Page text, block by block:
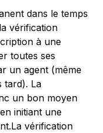
dans le temps
vérification
à une
toutes ses
un agent (même
tard). La
un bon moyen
initiant une
vérification